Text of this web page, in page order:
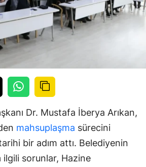
Dr. Mustafa İberya Arıkan,
mahsuplaşma sürecini
bir adım attı. Belediyenin
ilgili sorunlar, Hazine